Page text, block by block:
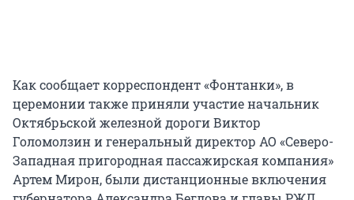
Как сообщает корреспондент «Фонтанки», в
церемонии также приняли участие начальник
Октябрьской железной дороги Виктор
Голомолзин и генеральный директор АО «Северо-
Западная пригородная пассажирская компания»
Артем Мирон, были дистанционные включения